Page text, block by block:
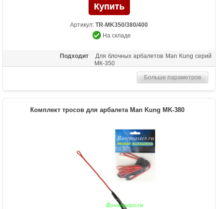
Артикул: TR-MK350/380/400
На складе
Подходит
Для блочных арбалетов Man Kung серий
МК-350
Больше параметров
Комплект тросов для арбалета Man Kung MK-380